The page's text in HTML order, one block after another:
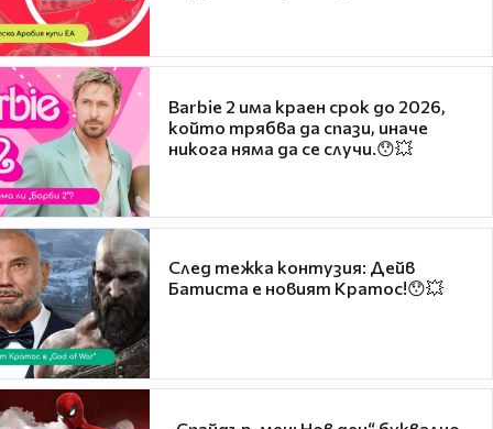
Barbie 2 има краен срок до 2026,
който трябва да спази, иначе
никога няма да се случи.😯💥
След тежка контузия: Дейв
Батиста е новият Кратос!😯💥